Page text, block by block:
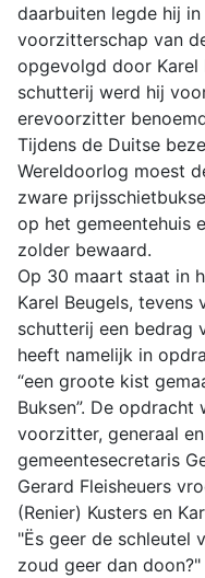
daarbuiten legde hij
voorzitterschap van
opgevolgd door Karel
schutterij werd hij
erevoorzitter
Tijdens de Duitse
Wereldoorlog moest
zware
op het gemeentehuis
zolder bewaard.
Op 30 maart staat in
Karel Beugels,
schutterij een bedrag
heeft namelijk in
“een groote kist
Buksen”. De
voorzitter, generaal
gemeentesecretaris
Gerard Fleisheuers
(Renier) Kusters en
"Ës geer de schleutel
zoud geer dan doon?"